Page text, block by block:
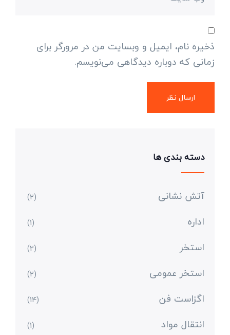
ذخیره نام، ایمیل و وبسایت من در مرورگر برای
زمانی که دوباره دیدگاهی می‌نویسم.
دسته بندی ها
آتش نشانی (2)
اداره (1)
استخر (2)
استخر عمومی (2)
اگزاست فن (14)
انتقال مواد (1)